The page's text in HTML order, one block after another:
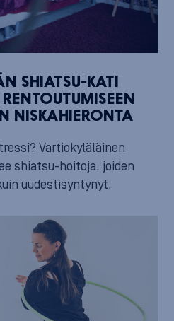
SHIATSU-KATI
NISKAHIERONTA
Vartiokyläläinen
shiatsu-hoitoja, joiden
uudestisyntynyt.